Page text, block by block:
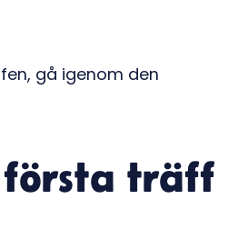
gå igenom den
första träff